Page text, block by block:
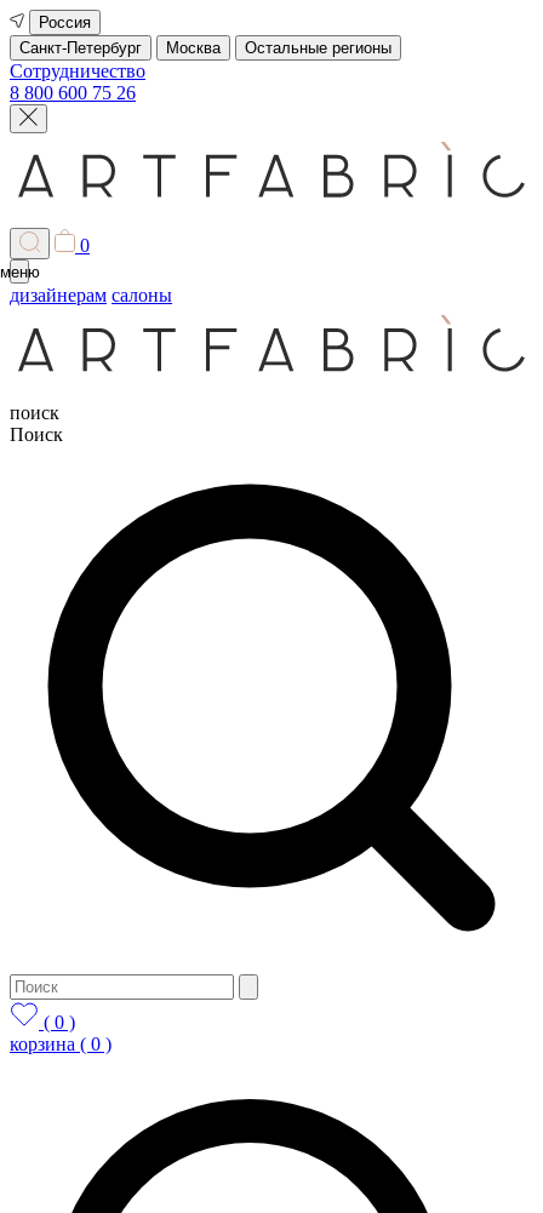
Россия
Санкт-Петербург
Москва Остальные регионы
Сотрудничество
8 800 600 75 26
0
меню
дизайнерам салоны
поиск
Поиск
( 0 )
корзина ( 0 )